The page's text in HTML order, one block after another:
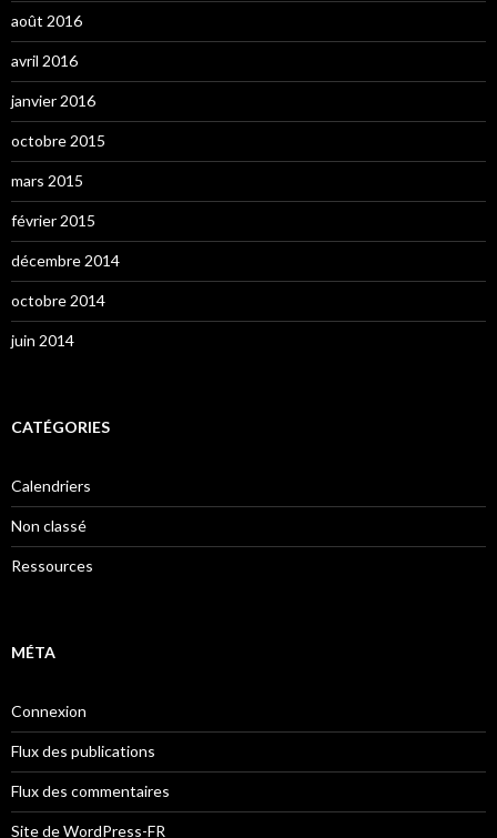
août 2016
avril 2016
janvier 2016
octobre 2015
mars 2015
février 2015
décembre 2014
octobre 2014
juin 2014
CATÉGORIES
Calendriers
Non classé
Ressources
MÉTA
Connexion
Flux des publications
Flux des commentaires
Site de WordPress-FR